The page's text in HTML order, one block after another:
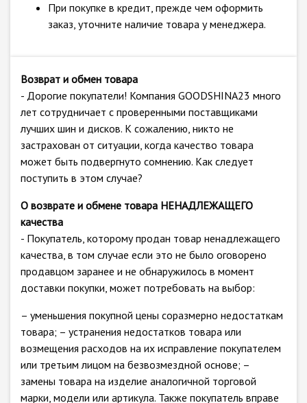
При покупке в кредит, прежде чем оформить
заказ, уточните наличие товара у менеджера.
Возврат и обмен товара
- Дорогие покупатели! Компания GOODSHINA23 много
лет сотрудничает с проверенными поставщиками
лучших шин и дисков. К сожалению, никто не
застрахован от ситуации, когда качество товара
может быть подвергнуто сомнению. Как следует
поступить в этом случае?
О возврате и обмене товара НЕНАДЛЕЖАЩЕГО
качества
- Покупатель, которому продан товар ненадлежащего
качества, в том случае если это не было оговорено
продавцом заранее и не обнаружилось в момент
доставки покупки, может потребовать на выбор:
– уменьшения покупной цены соразмерно недостаткам
товара; – устранения недостатков товара или
возмещения расходов на их исправление покупателем
или третьим лицом на безвозмездной основе; –
замены товара на изделие аналогичной торговой
марки, модели или артикула. Также покупатель вправе